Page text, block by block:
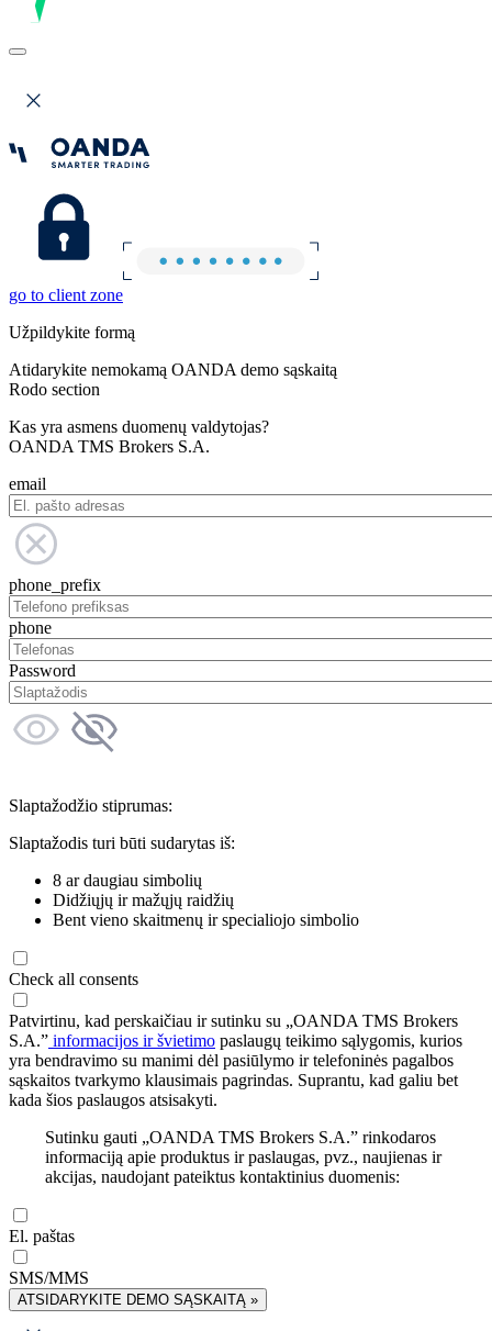
go to client zone
Užpildykite formą
Atidarykite nemokamą OANDA demo sąskaitą
Rodo section
Kas yra asmens duomenų valdytojas?
OANDA TMS Brokers S.A.
email
phone_prefix
phone
Password
Slaptažodžio stiprumas:
Slaptažodis turi būti sudarytas iš:
8 ar daugiau simbolių
Didžiųjų ir mažųjų raidžių
Bent vieno skaitmenų ir specialiojo simbolio
Check all consents
Patvirtinu, kad perskaičiau ir sutinku su „OANDA TMS Brokers
S.A.” informacijos ir švietimo paslaugų teikimo sąlygomis, kurios
yra bendravimo su manimi dėl pasiūlymo ir telefoninės pagalbos
sąskaitos tvarkymo klausimais pagrindas. Suprantu, kad galiu bet
kada šios paslaugos atsisakyti.
Sutinku gauti „OANDA TMS Brokers S.A.” rinkodaros
informaciją apie produktus ir paslaugas, pvz., naujienas ir
akcijas, naudojant pateiktus kontaktinius duomenis:
El. paštas
SMS/MMS
ATSIDARYKITE DEMO SĄSKAITĄ »